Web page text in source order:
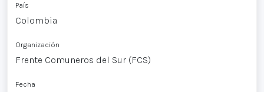
País
Colombia
Organización
Frente Comuneros del Sur (FCS)
Fecha